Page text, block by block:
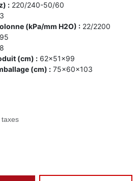
: 220/240-50/60
3
(kPa/mm H2O) : 22/2200
(cm) : 62x51x99
(cm) : 75x60x103
taxes